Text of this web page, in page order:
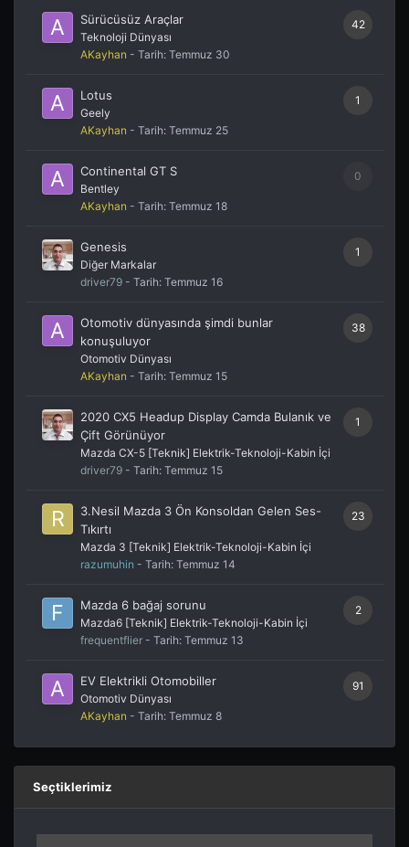
42
Sürücüsüz Araçlar
Teknoloji Dünyası
AKayhan - Tarih: Temmuz 30
1
Lotus
Geely
AKayhan - Tarih: Temmuz 25
0
Continental GT S
Bentley
AKayhan - Tarih: Temmuz 18
1
Genesis
Diğer Markalar
driver79 - Tarih: Temmuz 16
38
Otomotiv dünyasında şimdi bunlar
konuşuluyor
Otomotiv Dünyası
AKayhan - Tarih: Temmuz 15
1
2020 CX5 Headup Display Camda Bulanık ve
Çift Görünüyor
Mazda CX-5 [Teknik] Elektrik-Teknoloji-Kabin İçi
driver79 - Tarih: Temmuz 15
23
3.Nesil Mazda 3 Ön Konsoldan Gelen Ses-
Tıkırtı
Mazda 3 [Teknik] Elektrik-Teknoloji-Kabin İçi
razumuhin - Tarih: Temmuz 14
2
Mazda 6 bağaj sorunu
Mazda6 [Teknik] Elektrik-Teknoloji-Kabin İçi
frequentflier - Tarih: Temmuz 13
91
EV Elektrikli Otomobiller
Otomotiv Dünyası
AKayhan - Tarih: Temmuz 8
Seçtiklerimiz